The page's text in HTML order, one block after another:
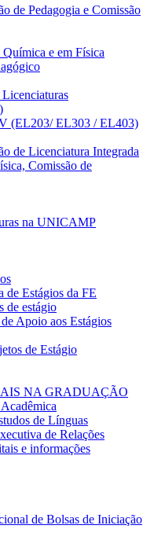
de Pedagogia e Comissão
e em Física
(EL203/ EL303 / EL403)
de Licenciatura Integrada
Comissão de
na UNICAMP
de Estágios da FE
de estágio
Apoio aos Estágios
de Estágio
NA GRADUAÇÃO
de Línguas
de Relações
e informações
de Bolsas de Iniciação